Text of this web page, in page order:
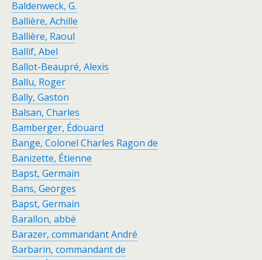
Baldenweck, G.
Ballière, Achille
Ballière, Raoul
Ballif, Abel
Ballot-Beaupré, Alexis
Ballu, Roger
Bally, Gaston
Balsan, Charles
Bamberger, Édouard
Bange, Colonel Charles Ragon de
Banizette, Étienne
Bapst, Germain
Bans, Georges
Bapst, Germain
Barallon, abbé
Barazer, commandant André
Barbarin, commandant de